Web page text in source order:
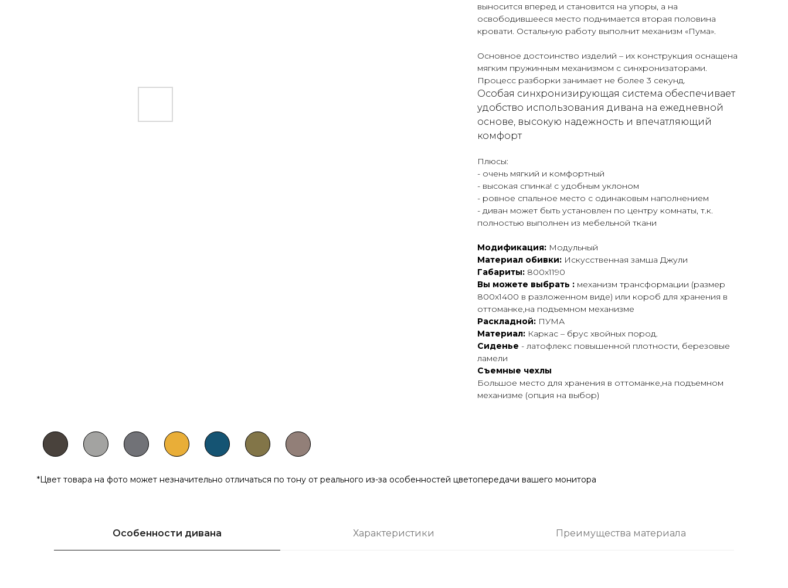
выносится вперед и становится на упоры, а на
освободившееся место поднимается вторая половина
кровати. Остальную работу выполнит механизм «Пума».
Основное достоинство изделий – их конструкция оснащена
мягким пружинным механизмом с синхронизаторами.
Процесс разборки занимает не более 3 секунд.
Особая синхронизирующая система обеспечивает
удобство использования дивана на ежедневной
основе, высокую надежность и впечатляющий
комфорт
Плюсы:
- очень мягкий и комфортный
- высокая спинка! с удобным уклоном
- ровное спальное место с одинаковым наполнением
- диван может быть установлен по центру комнаты, т.к.
полностью выполнен из мебельной ткани
Модификация: Модульный
Материал обивки: Искусственная замша Джули
Габариты: 800х1190
Вы можете выбрать : механизм трансформации (размер
800х1400 в разложенном виде) или короб для хранения в
оттоманке,на подъемном механизме
Раскладной: ПУМА
Материал: Каркас – брус хвойных пород.
Сиденье - латофлекс повышенной плотности, березовые
ламели
Съемные чехлы
Большое место для хранения в оттоманке,на подъемном
механизме (опция на выбор)
*Цвет товара на фото может незначительно отличаться по тону от реального из-за особенностей цветопередачи вашего монитора
Особенности дивана Характеристики Преимущества материала